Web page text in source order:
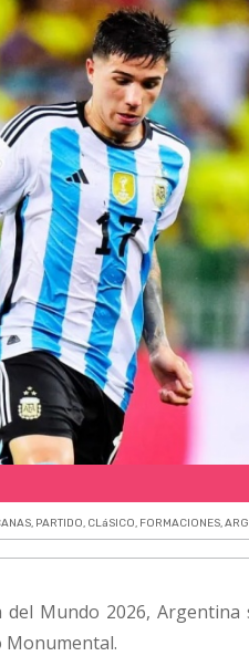
, PARTIDO, CLáSICO, FORMACIONES,
Mundo 2026, Argentina
Monumental.